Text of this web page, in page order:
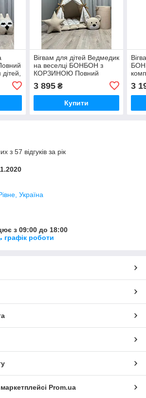
для
Вігвам для дітей Ведмедик
на веселці БОНБОН з
КОРЗИНОЮ Повний
комплект, дитяча палатка,
вігвам для хлопчика,
вігвам для дівчинки
3 895₴
Купити
для
3
з 57 відгуків за рік
Україна
з 09:00 до 18:00
графік роботи
Prom.ua